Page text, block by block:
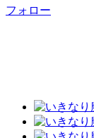
フォロー